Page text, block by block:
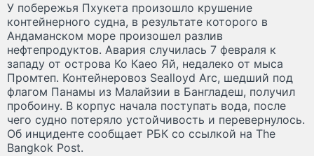
У побережья Пхукета произошло крушение
контейнерного судна, в результате которого в
Андаманском море произошел разлив
нефтепродуктов. Авария случилась 7 февраля к
западу от острова Ко Каео Яй, недалеко от мыса
Промтеп. Контейнеровоз Sealloyd Arc, шедший под
флагом Панамы из Малайзии в Бангладеш, получил
пробоину. В корпус начала поступать вода, после
чего судно потеряло устойчивость и перевернулось.
Об инциденте сообщает РБК со ссылкой на The
Bangkok Post.